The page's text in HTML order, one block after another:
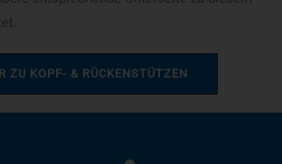
ZU KOPF- & RÜCKENSTÜTZEN